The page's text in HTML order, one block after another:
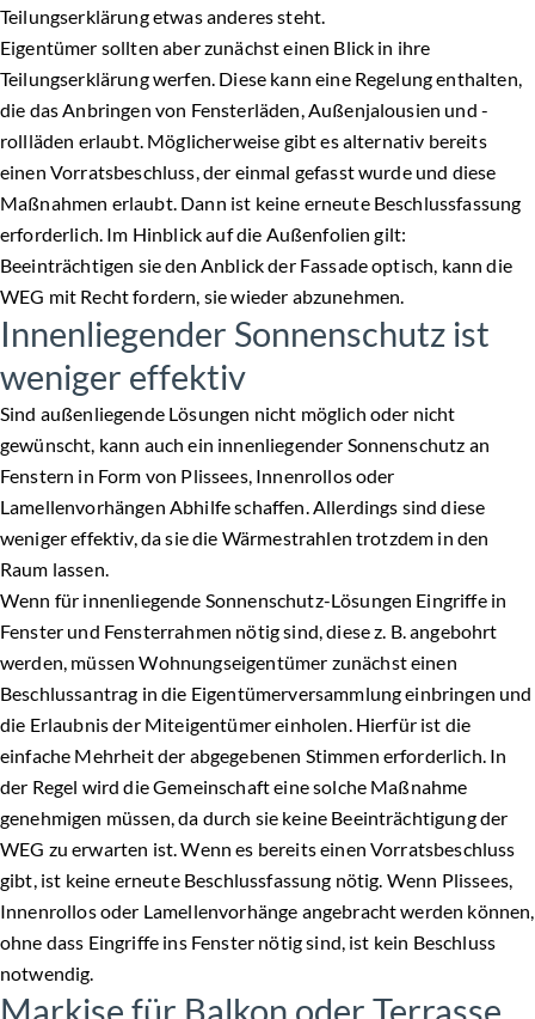
Teilungserklärung etwas anderes steht.
Eigentümer sollten aber zunächst einen Blick in ihre
Teilungserklärung werfen. Diese kann eine Regelung enthalten,
die das Anbringen von Fensterläden, Außenjalousien und -
rollläden erlaubt. Möglicherweise gibt es alternativ bereits
einen Vorratsbeschluss, der einmal gefasst wurde und diese
Maßnahmen erlaubt. Dann ist keine erneute Beschlussfassung
erforderlich. Im Hinblick auf die Außenfolien gilt:
Beeinträchtigen sie den Anblick der Fassade optisch, kann die
WEG mit Recht fordern, sie wieder abzunehmen.
Innenliegender Sonnenschutz ist
weniger effektiv
Sind außenliegende Lösungen nicht möglich oder nicht
gewünscht, kann auch ein innenliegender Sonnenschutz an
Fenstern in Form von Plissees, Innenrollos oder
Lamellenvorhängen Abhilfe schaffen. Allerdings sind diese
weniger effektiv, da sie die Wärmestrahlen trotzdem in den
Raum lassen.
Wenn für innenliegende Sonnenschutz-Lösungen Eingriffe in
Fenster und Fensterrahmen nötig sind, diese z. B. angebohrt
werden, müssen Wohnungseigentümer zunächst einen
Beschlussantrag in die Eigentümerversammlung einbringen und
die Erlaubnis der Miteigentümer einholen. Hierfür ist die
einfache Mehrheit der abgegebenen Stimmen erforderlich. In
der Regel wird die Gemeinschaft eine solche Maßnahme
genehmigen müssen, da durch sie keine Beeinträchtigung der
WEG zu erwarten ist. Wenn es bereits einen Vorratsbeschluss
gibt, ist keine erneute Beschlussfassung nötig. Wenn Plissees,
Innenrollos oder Lamellenvorhänge angebracht werden können,
ohne dass Eingriffe ins Fenster nötig sind, ist kein Beschluss
notwendig.
Markise für Balkon oder Terrasse